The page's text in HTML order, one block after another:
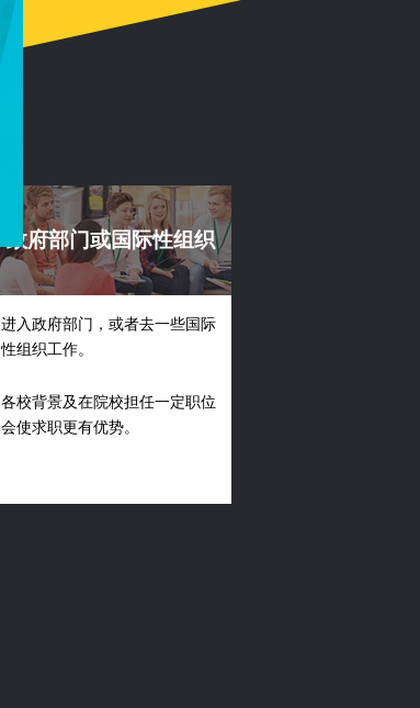
政府部门或国际性组织
进入政府部门，或者去一些国际
性组织工作。
各校背景及在院校担任一定职位
会使求职更有优势。